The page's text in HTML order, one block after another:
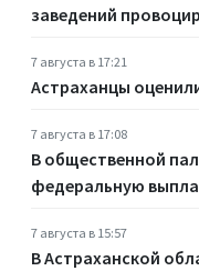
заведений
7 августа в 17:21
Астраханцы
7 августа в 17:08
В общественной
федеральную
7 августа в 15:57
В Астраханской